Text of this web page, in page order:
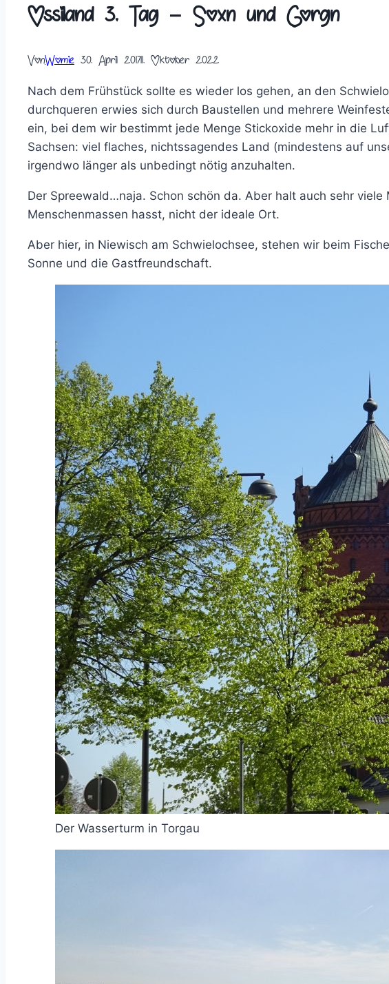
Ossiland 3. Tag – Soxn und Gorgn
VonWomie 30. April 201711. Oktober 2022
Nach dem Frühstück sollte es wieder los gehen, an den
durchqueren erwies sich durch Baustellen und mehrere
ein, bei dem wir bestimmt jede Menge Stickoxide mehr in die
Sachsen: viel flaches, nichtssagendes Land (mindestens auf
irgendwo länger als unbedingt nötig anzuhalten.
Der Spreewald…naja. Schon schön da. Aber halt auch sehr
Menschenmassen hasst, nicht der ideale Ort.
Aber hier, in Niewisch am Schwielochsee, stehen wir beim
Sonne und die Gastfreundschaft.
Der Wasserturm in Torgau